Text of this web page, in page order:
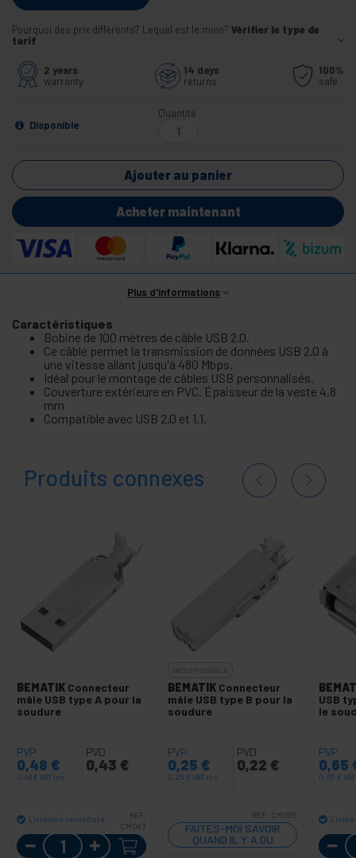
Pourquoi des prix différents? Lequel est le mien? Vérifier le type de
tarif
2 years
warranty
14 days
returns
100%
safe
Disponible
Quantité
Ajouter au panier
Acheter maintenant
Plus d'informations
Caractéristiques
Bobine de 100 mètres de câble USB 2.0.
Ce câble permet la transmission de données USB 2.0 à
une vitesse allant jusqu'à 480 Mbps.
Idéal pour le montage de câbles USB personnalisés.
Couverture extérieure en PVC. Épaisseur de la veste 4,8
mm
Compatible avec USB 2.0 et 1.1.
Produits connexes
BEMATIK Connecteur
mâle USB type A pour la
soudure
PVP
0,48 €
0,48 € VAT inc.
PVD
0,43 €
Livraison immédiate
REF:
CM083
Quantité
BEMATIK Connecteur
mâle USB type B pour la
soudure
PVP
0,25 €
0,25 € VAT inc.
PVD
0,22 €
REF: CM085
FAITES-MOI SAVOIR
QUAND IL Y A DU
STOCK
USB
le
PVP
0,65
0,65 €